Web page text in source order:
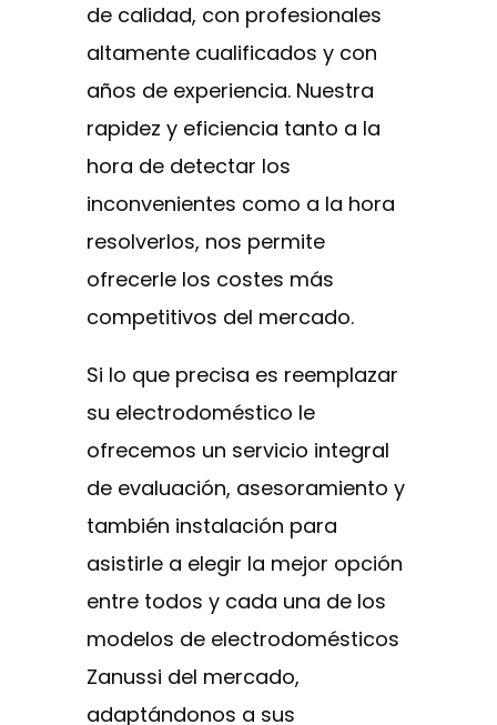
de calidad, con profesionales
altamente cualificados y con
años de experiencia. Nuestra
rapidez y eficiencia tanto a la
hora de detectar los
inconvenientes como a la hora
resolverlos, nos permite
ofrecerle los costes más
competitivos del mercado.
Si lo que precisa es reemplazar
su electrodoméstico le
ofrecemos un servicio integral
de evaluación, asesoramiento y
también instalación para
asistirle a elegir la mejor opción
entre todos y cada una de los
modelos de electrodomésticos
Zanussi del mercado,
adaptándonos a sus